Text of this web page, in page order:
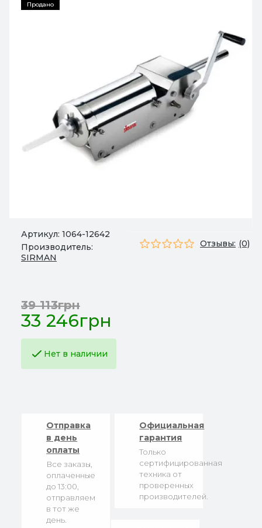
Продано
Артикул: 1064-12642
Производитель:
SIRMAN
Отзывы: (0)
33 246грн
39 113грн
Нет в наличии
Отправка
в день
оплаты
Все заказы,
оплаченные
до 13:00,
отправляем
в тот же
день.
Официальная
гарантия
Только
сертифицированная
техника от
проверенных
производителей.